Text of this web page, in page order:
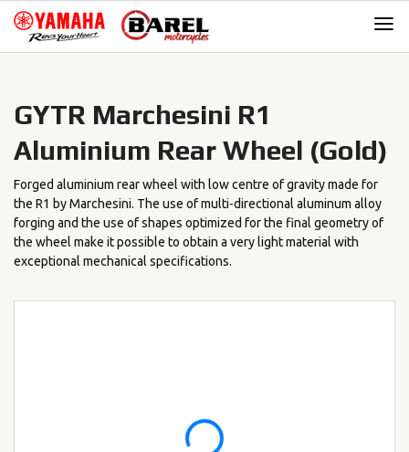
Skip
navigation
Skip
content
GYTR Marchesini R1
Aluminium Rear Wheel (Gold)
Forged aluminium rear wheel with low centre of gravity made for
the R1 by Marchesini. The use of multi-directional aluminum alloy
forging and the use of shapes optimized for the final geometry of
the wheel make it possible to obtain a very light material with
exceptional mechanical specifications.